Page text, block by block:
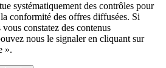
systématiquement des contrôles pour
conformité des offres diffusées. Si
constatez des contenus
nous le signaler en cliquant sur
».